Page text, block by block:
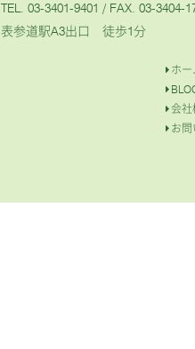
TEL. 03-3401-9401 / FAX. 03-3404-
表参道駅A3出口 徒歩1分
ホー
会社
お